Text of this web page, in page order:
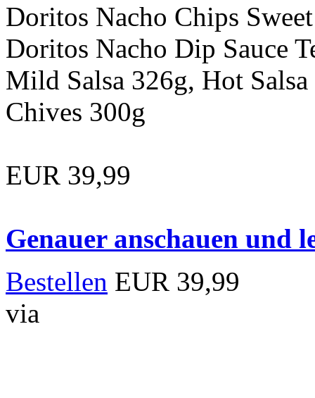
Doritos Nacho Chips
Doritos Nacho Dip Sauce
Mild Salsa 326g, Hot
Chives 300g
EUR 39,99
Genauer anschauen und
Bestellen EUR 39,99
via